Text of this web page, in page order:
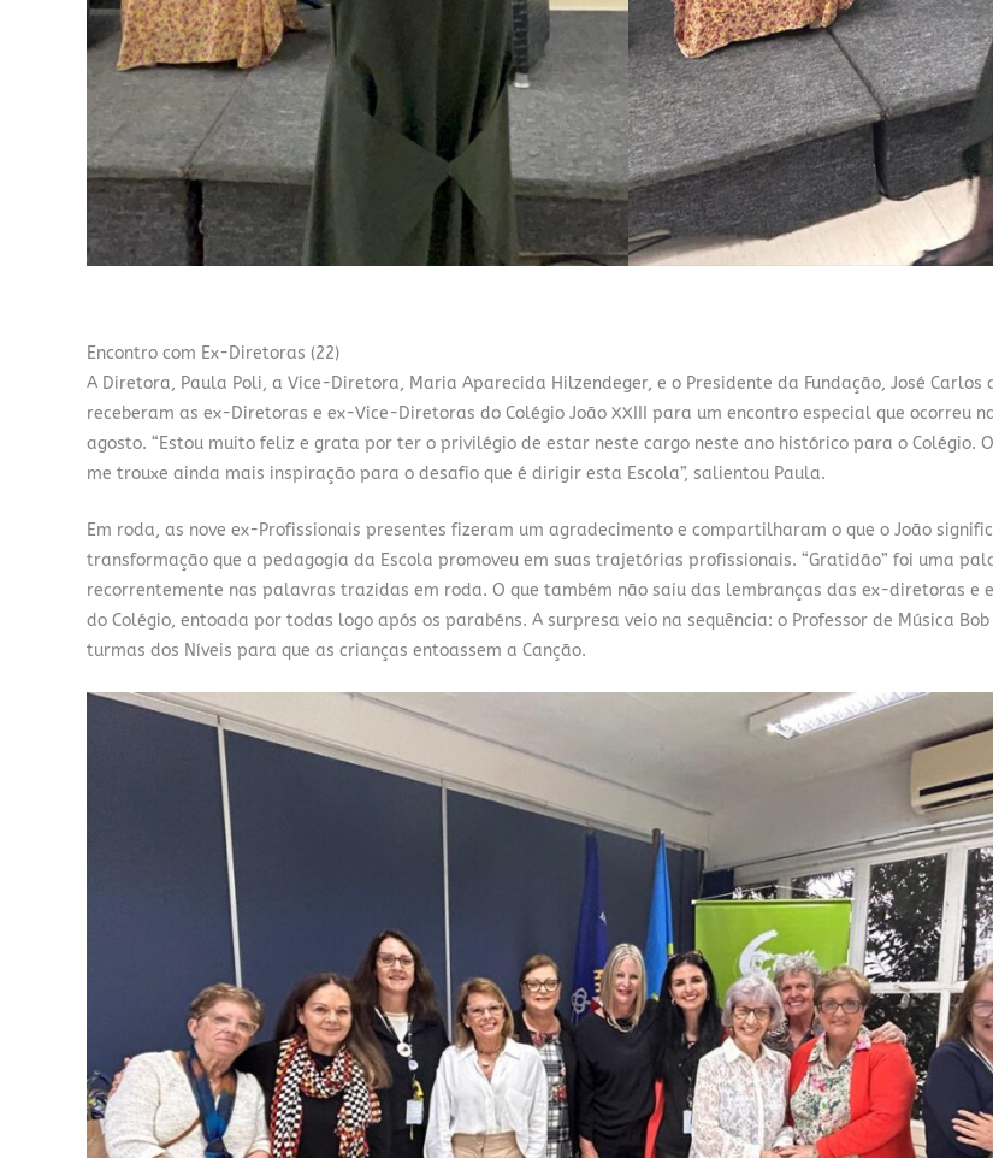
Encontro com Ex-Diretoras (22)
A Diretora, Paula Poli, a Vice-Diretora, Maria Aparecida Hilzendeger, e o Presidente da Fundação, José Carlos
receberam as ex-Diretoras e ex-Vice-Diretoras do Colégio João XXIII para um encontro especial que ocorreu
agosto. “Estou muito feliz e grata por ter o privilégio de estar neste cargo neste ano histórico para o Colégio.
me trouxe ainda mais inspiração para o desafio que é dirigir esta Escola”, salientou Paula.
Em roda, as nove ex-Profissionais presentes fizeram um agradecimento e compartilharam o que o João
transformação que a pedagogia da Escola promoveu em suas trajetórias profissionais. “Gratidão” foi uma
recorrentemente nas palavras trazidas em roda. O que também não saiu das lembranças das ex-diretoras e
do Colégio, entoada por todas logo após os parabéns. A surpresa veio na sequência: o Professor de Música
turmas dos Níveis para que as crianças entoassem a Canção.